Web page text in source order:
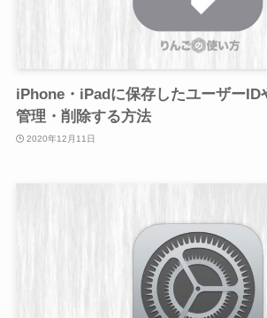
iPhone・iPadに保存したユーザーID
管理・削除する方法
2020年12月11日